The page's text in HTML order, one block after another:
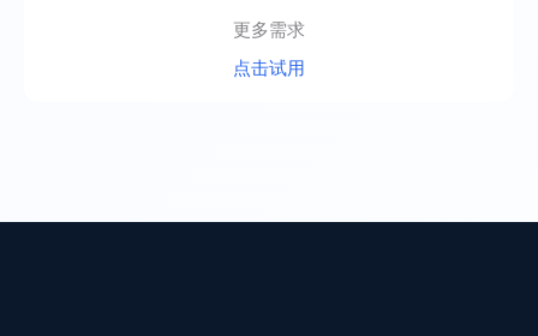
更多需求
点击试用